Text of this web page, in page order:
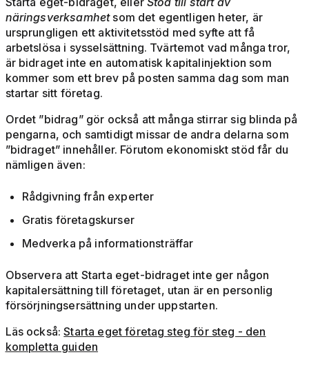
näringsverksamhetsom det egentligen heter, är
ursprungligen ett aktivitetsstöd med syfte att få
arbetslösa i sysselsättning. Tvärtemot vad många tror,
är bidraget inte en automatisk kapitalinjektion som
kommer som ett brev på posten samma dag som man
startar sitt företag.
Ordet ”bidrag” gör också att många stirrar sig blinda på
pengarna, och samtidigt missar de andra delarna som
”bidraget” innehåller. Förutom ekonomiskt stöd får du
nämligen även:
Rådgivning från experter
Gratis företagskurser
Medverka på informationsträffar
Observera att Starta eget-bidraget inte ger någon
kapitalersättning till företaget, utan är en personlig
försörjningsersättning under uppstarten.
Läs också:Starta eget företag steg för steg - den
kompletta guiden